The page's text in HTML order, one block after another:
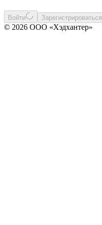
Войти Зарегистрироваться
© 2026 ООО «Хэдхантер»